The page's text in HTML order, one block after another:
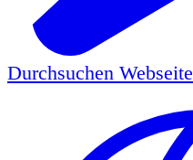
Durchsuchen Webseite